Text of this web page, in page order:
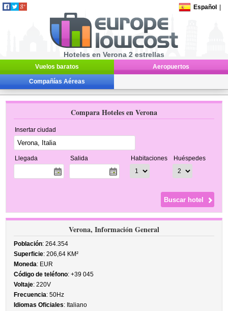
Español
Hoteles en Verona 2 estrellas
Vuelos baratos Aeropuertos
Compañías Aéreas
Compara Hoteles en Verona
Insertar ciudad
Llegada Salida Habitaciones Huéspedes
Verona, Información General
Población: 264.354
Superficie: 206,64 KM²
Moneda: EUR
Código de teléfono: +39 045
Voltaje: 220V
Frecuencia: 50Hz
Idiomas Oficiales: Italiano